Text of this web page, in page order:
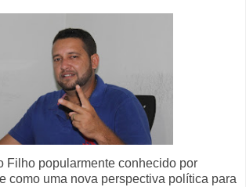
Filho popularmente conhecido por
como uma nova perspectiva política para